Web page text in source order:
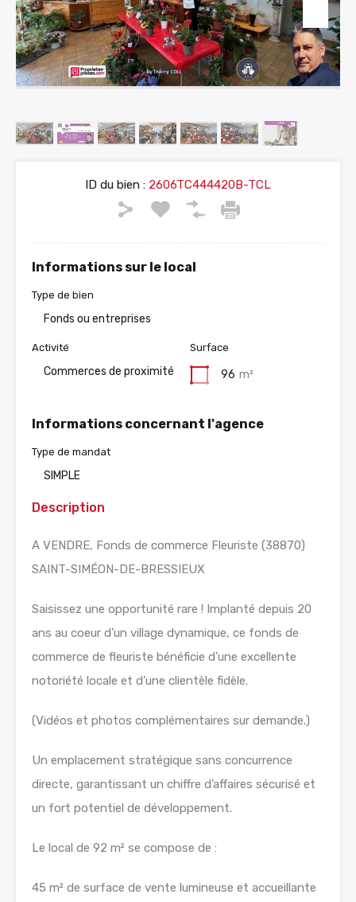
ID du bien : 2606TC444420B-TCL
Informations sur le local
Type de bien
Fonds ou entreprises
Activité
Commerces de proximité
Surface
96 m²
Informations concernant l'agence
Type de mandat
SIMPLE
Description
A VENDRE, Fonds de commerce Fleuriste (38870)
SAINT-SIMÉON-DE-BRESSIEUX
Saisissez une opportunité rare ! Implanté depuis 20
ans au coeur d’un village dynamique, ce fonds de
commerce de fleuriste bénéficie d’une excellente
notoriété locale et d’une clientèle fidèle.
(Vidéos et photos complémentaires sur demande.)
Un emplacement stratégique sans concurrence
directe, garantissant un chiffre d’affaires sécurisé et
un fort potentiel de développement.
Le local de 92 m² se compose de :
45 m² de surface de vente lumineuse et accueillante